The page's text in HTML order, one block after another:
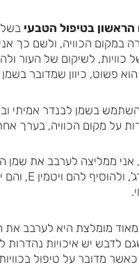
הראשון בטיפול הטבעי
במקום הכוויה, ולשם כך
כוויות, לשיקום של העור
פשוט, כיוון שמדובר בשמן
בשמן לבנדר אמיתי
על מקום הכוויה, בערך
, אני ממליצה לערבב את שמן
לדבש יש איכויות
כאשר מדובר על טיפול